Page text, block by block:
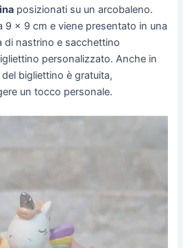
posizionati su un arcobaleno.
9 x 9 cm e viene presentato in una
di nastrino e sacchettino
personalizzato. Anche in
bigliettino è gratuita,
un tocco personale.